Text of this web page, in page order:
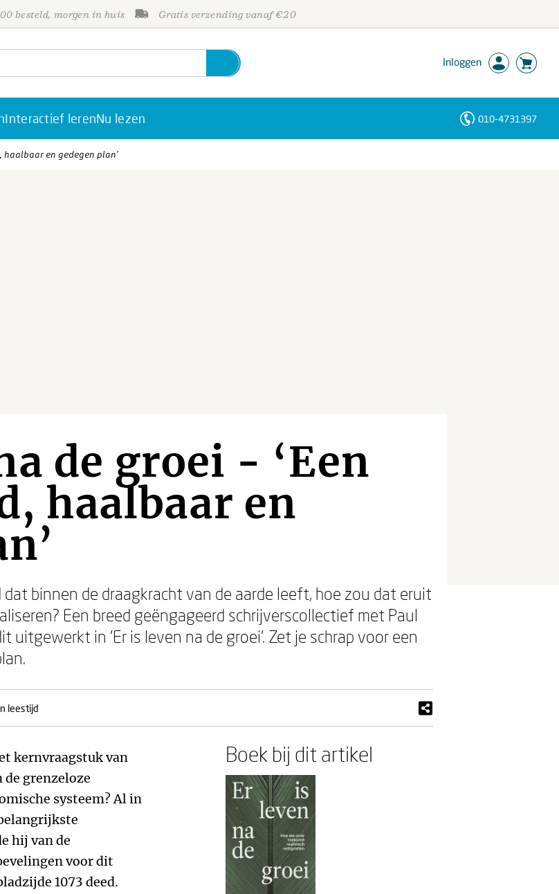
besteld, morgen in huis Gratis verzending vanaf €20
Inloggen
Interactief lerenNu lezen 010-4731397
haalbaar en gedegen plan’
de groei - ‘Een
haalbaar en
binnen de draagkracht van de aarde leeft, hoe zou dat eruit
Een breed geëngageerd schrijverscollectief met Paul
in ‘Er is leven na de groei’. Zet je schrap voor een
leestijd
kernvraagstuk van
de grenzeloze
systeem? Al in
hij van de
voor dit
1073 deed.
Boek bij dit artikel
Personen